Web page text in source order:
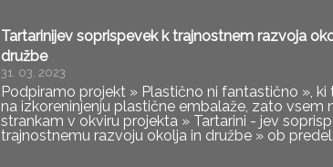
Tartarinijev soprispevek k trajnostnem razvoja
družbe
31. 03. 2023
Podpiramo projekt » Plastično ni fantastično », ki
na izkoreninjenju plastične embalaže, zato vsem
strankam v okviru projekta » Tartarini - jev
trajnostnemu razvoju okolja in družbe » ob